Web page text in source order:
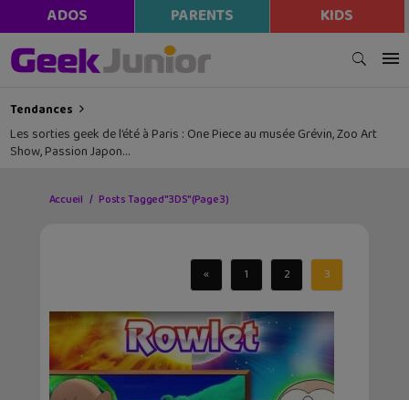
ADOS PARENTS KIDS
Tendances
Les sorties geek de l’été à Paris : One Piece au musée Grévin, Zoo Art
Show, Passion Japon…
Accueil Posts Tagged "3DS"(Page 3)
« 1 2 3